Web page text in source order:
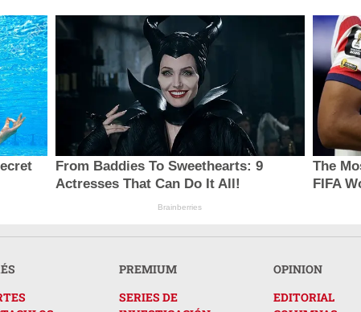
From Baddies To Sweethearts: 9
Actresses That Can Do It All!
Brainberries
The
FIFA
PREMIUM
SERIES DE
OPINION
EDITORIAL